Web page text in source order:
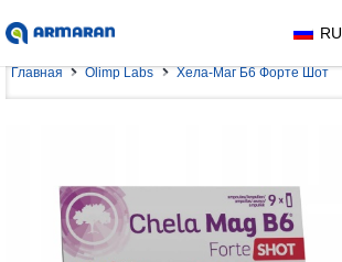
RU
Главная Olimp Labs Хела-Маг Б6 Форте Шот